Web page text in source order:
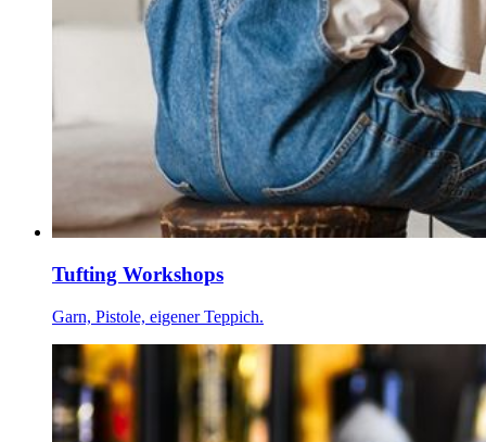
Tufting Workshops
Garn, Pistole, eigener Teppich.